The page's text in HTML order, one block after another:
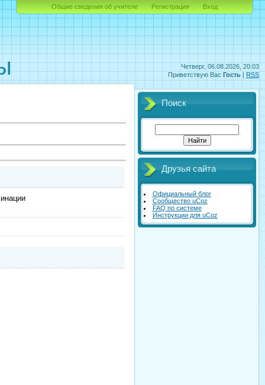
Четверг, 06.08.2026, 20:03
Приветствую Вас Гость | RSS
Общие сведения об учителе Регистрация Вход
Поиск
Друзья сайта
Официальный блог
Сообщество uCoz
FAQ по системе
Инструкции для uCoz